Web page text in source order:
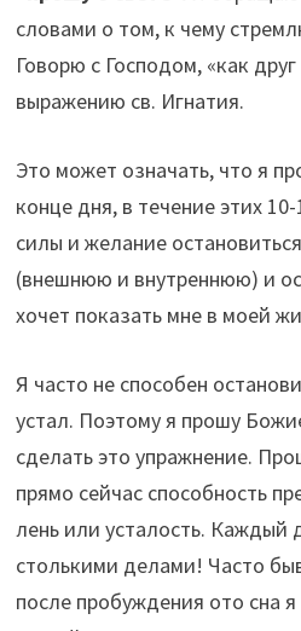
словами о том, к чему
Говорю с Господом, «как
выражению св. Игнатия.
Это может означать, что я
конце дня, в течение этих
силы и желание
(внешнюю и внутреннюю) и
хочет показать мне в моей
Я часто не способен
устал. Поэтому я прошу
сделать это упражнение.
прямо сейчас способность
лень или усталость. Каждый
столькими делами! Часто
после пробуждения ото сна